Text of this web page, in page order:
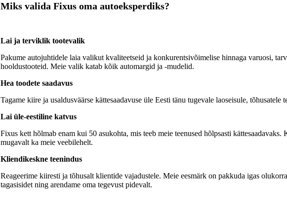
Miks valida Fixus oma autoeksperdiks?
Lai ja terviklik tootevalik
Pakume autojuhtidele laia valikut kvaliteetseid ja konkurentsivõimelise hinnaga varuosi,
hooldustooteid. Meie valik katab kõik automargid ja -mudelid.
Hea toodete saadavus
Tagame kiire ja usaldusväärse kättesaadavuse üle Eesti tänu tugevale laoseisule,
Lai üle-eestiline katvus
Fixus kett hõlmab enam kui 50 asukohta, mis teeb meie teenused hõlpsasti kättesaadavaks.
mugavalt ka meie veebilehelt.
Kliendikeskne teenindus
Reageerime kiiresti ja tõhusalt klientide vajadustele. Meie eesmärk on pakkuda igas
tagasisidet ning arendame oma tegevust pidevalt.